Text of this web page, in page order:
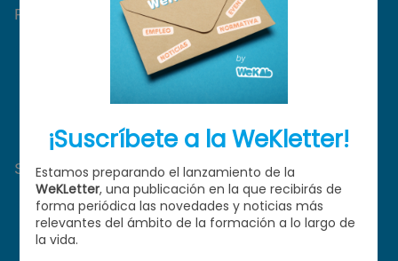
Para candidatos
Reputación profesional
Sobre WeKAb
¿Qué hacemos?
Centro de ayuda